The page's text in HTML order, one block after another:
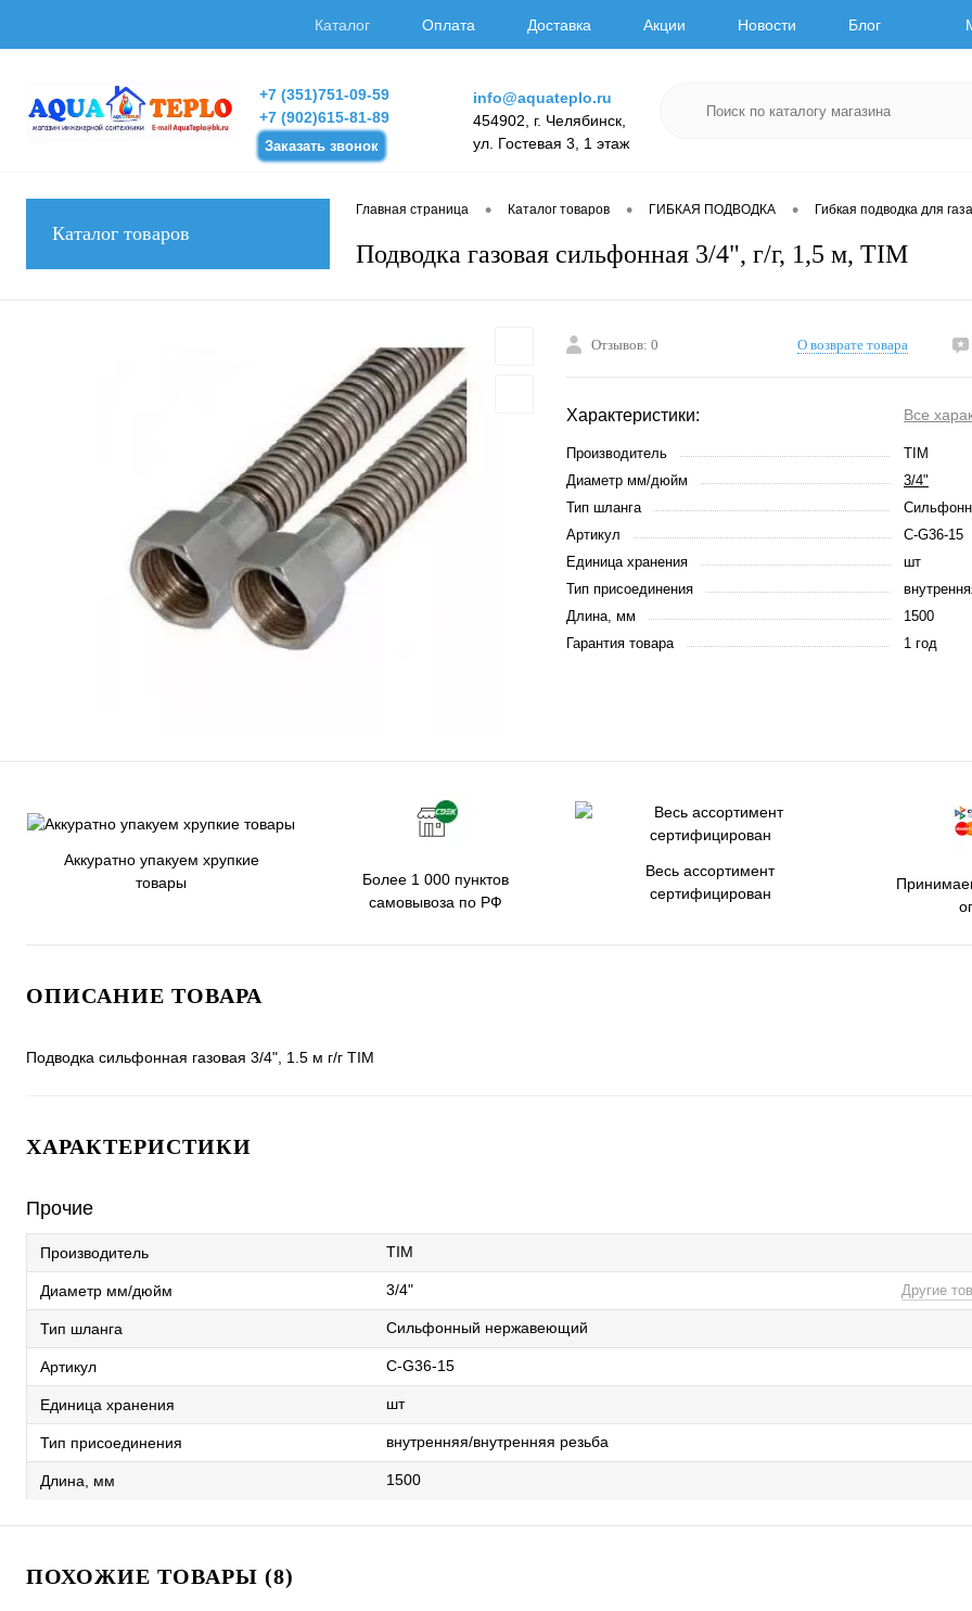
Каталог Оплата Доставка Акции Новости Блог
+7 (351)751-09-59
+7 (902)615-81-89
Заказать звонок
info@aquateplo.ru
454902, г. Челябинск,
ул. Гостевая 3, 1 этаж
Каталог товаров
Главная страница • Каталог товаров • ГИБКАЯ ПОДВОДКА • Гибкая подводка для газа
Подводка газовая сильфонная 3/4", г/г, 1,5 м, TIM
Отзывов: 0 О возврате товара
Характеристики: Все
Производитель
TIM
Диаметр мм/дюйм
3/4"
Тип шланга
Артикул
C-G36-15
Единица хранения
шт
Тип присоединения
Длина, мм
1500
Гарантия товара
1 год
Аккуратно упакуем хрупкие
товары
Более 1 000 пунктов
самовывоза по РФ
Весь ассортимент
сертифицирован
ОПИСАНИЕ ТОВАРА
Подводка сильфонная газовая 3/4", 1.5 м г/г TIM
ХАРАКТЕРИСТИКИ
Прочие
Производитель TIM
Диаметр мм/дюйм 3/4" Другие
Тип шланга Сильфонный нержавеющий
Артикул C-G36-15
Единица хранения шт
Тип присоединения внутренняя/внутренняя резьба
Длина, мм 1500
ПОХОЖИЕ ТОВАРЫ (8)